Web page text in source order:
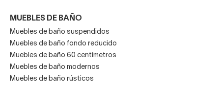
MUEBLES DE BAÑO
Muebles de baño suspendidos
Muebles de baño fondo reducido
Muebles de baño 60 centímetros
Muebles de baño modernos
Muebles de baño rústicos